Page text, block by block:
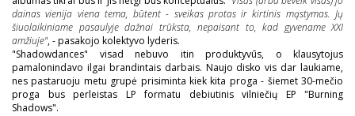
dainas vienija viena tema, būtent - sveikas protas ir kirtinis mąstymas. Jų
šiuolaikiniame pasaulyje dažnai trūksta, nepaisant to, kad gyvename XXI
amžiuje", - pasakojo kolektyvo lyderis.
"Shadowdances" visad nebuvo itin produktyvūs, o klausytojus
pamalonindavo ilgai brandintais darbais. Naujo disko vis dar laukiame,
nes pastaruoju metu grupė prisiminta kiek kita proga - šiemet 30-mečio
proga bus perleistas LP formatu debiutinis vilniečių EP "Burning
Shadows".